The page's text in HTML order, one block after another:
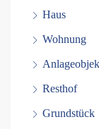
Haus
Wohnung
Resthof
Grundstück